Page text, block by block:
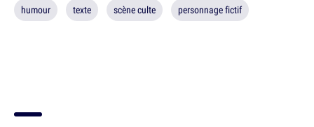
humour texte scène culte personnage fictif